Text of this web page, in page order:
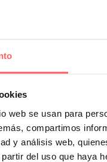
web se usan para
compartimos
y análisis web,
del uso que haya
resultado es espectacular